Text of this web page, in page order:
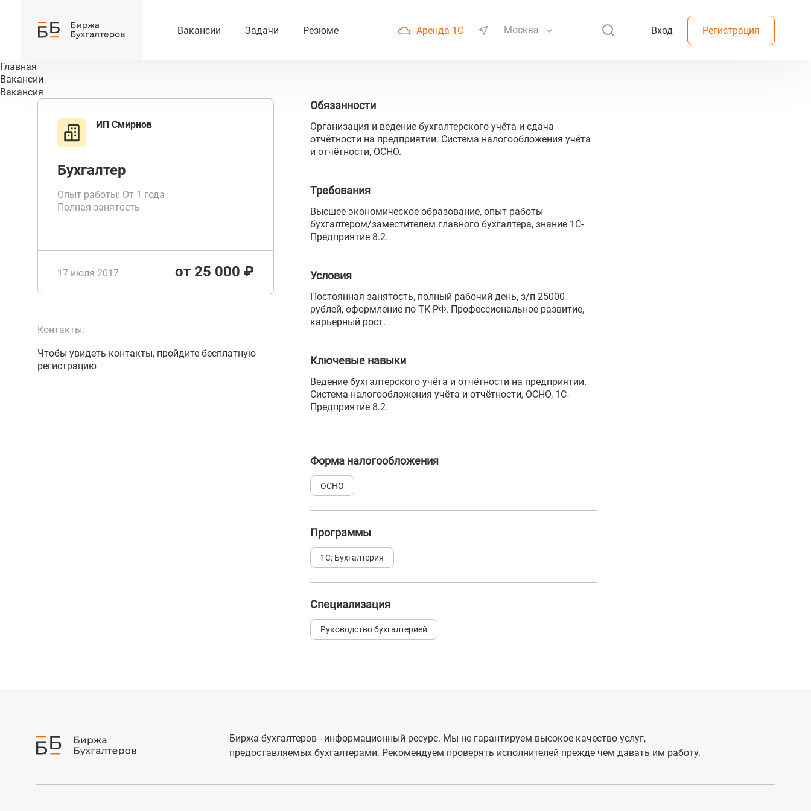
Вакансии Задачи Резюме Аренда 1С Москва Вход Регистрация
Главная
Вакансии
Вакансия
ИП Смирнов
Бухгалтер
Опыт работы: От 1 года
Полная занятость
17 июля 2017 от 25 000 ₽
Контакты:
Чтобы увидеть контакты, пройдите бесплатную
регистрацию
Обязанности
Организация и ведение бухгалтерского учёта и сдача
отчётности на предприятии. Система налогообложения учёта
и отчётности, ОСНО.
Требования
Высшее экономическое образование, опыт работы
бухгалтером/заместителем главного бухгалтера, знание 1С-
Предприятие 8.2.
Условия
Постоянная занятость, полный рабочий день, з/п 25000
рублей, оформление по ТК РФ. Профессиональное развитие,
карьерный рост.
Ключевые навыки
Ведение бухгалтерского учёта и отчётности на предприятии.
Система налогообложения учёта и отчётности, ОСНО, 1С-
Предприятие 8.2.
Форма налогообложения
ОСНО
Программы
1С: Бухгалтерия
Специализация
Руководство бухгалтерией
Биржа бухгалтеров - информационный ресурс. Мы не гарантируем высокое качество услуг,
предоставляемых бухгалтерами. Рекомендуем проверять исполнителей прежде чем давать им работу.